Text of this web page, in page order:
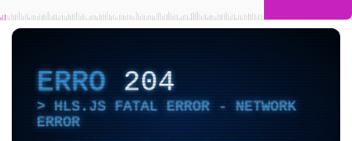
ERRO204
HLS.JS FATAL ERROR - NETWORK
ERROR